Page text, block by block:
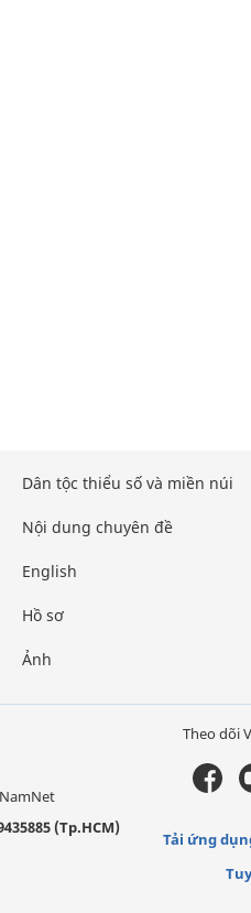
Dân tộc thiểu số và miền núi
Nội dung chuyên đề
English
Hồ sơ
Ảnh
(Tp.HCM)
Theo dõi
Tải ứng